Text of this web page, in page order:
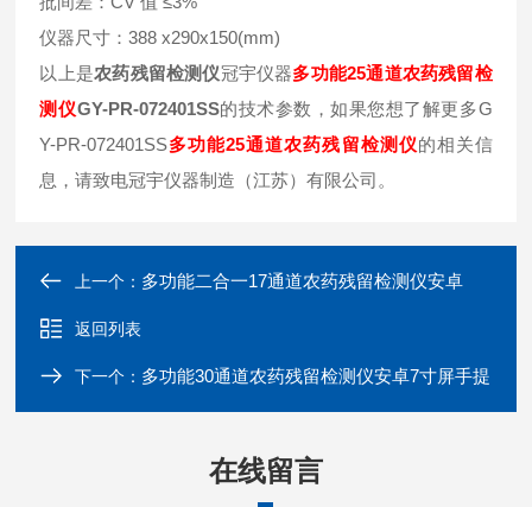
仪器尺寸：388 x290x150(mm)
以上是农药残留检测仪冠宇仪器多功能25通道农药残留检
测仪GY-PR-072401SS的技术参数，如果您想了解更多G
Y-PR-072401SS多功能25通道农药残留检测仪的相关信
息，请致电冠宇仪器制造（江苏）有限公司。
上一个： 多功能二合一17通道农药残留检测仪安卓
返回列表
下一个： 多功能30通道农药残留检测仪安卓7寸屏手提
在线留言